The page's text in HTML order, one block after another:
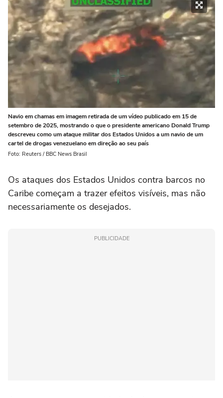
Navio em chamas em imagem retirada de um vídeo publicado em 15 de
setembro de 2025, mostrando o que o presidente americano Donald Trump
descreveu como um ataque militar dos Estados Unidos a um navio de um
cartel de drogas venezuelano em direção ao seu país
Foto: Reuters / BBC News Brasil
Os ataques dos Estados Unidos contra barcos no
Caribe começam a trazer efeitos visíveis, mas não
necessariamente os desejados.
PUBLICIDADE